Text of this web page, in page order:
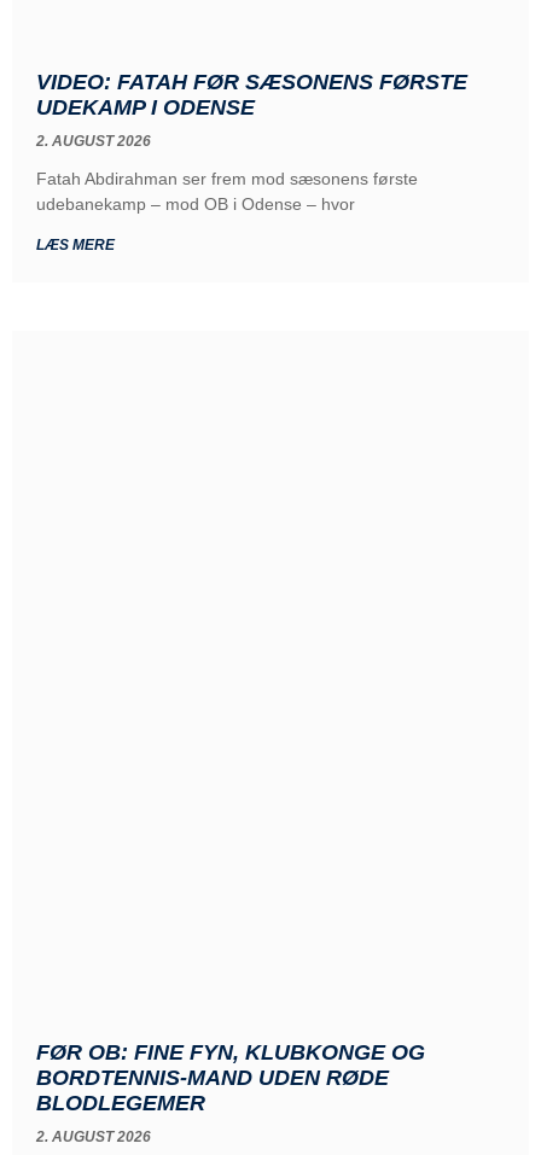
VIDEO: FATAH FØR SÆSONENS FØRSTE
UDEKAMP I ODENSE
2. AUGUST 2026
Fatah Abdirahman ser frem mod sæsonens første
udebanekamp – mod OB i Odense – hvor
LÆS MERE
FØR OB: FINE FYN, KLUBKONGE OG
BORDTENNIS-MAND UDEN RØDE
BLODLEGEMER
2. AUGUST 2026